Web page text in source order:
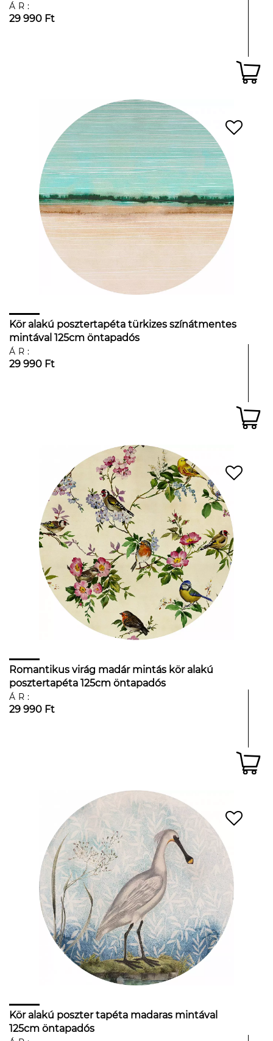
ÁR:
29 990 Ft
Kör alakú posztertapéta türkizes színátmentes
mintával 125cm öntapadós
ÁR:
29 990 Ft
Romantikus virág madár mintás kör alakú
posztertapéta 125cm öntapadós
ÁR:
29 990 Ft
Kör alakú poszter tapéta madaras mintával
125cm öntapadós